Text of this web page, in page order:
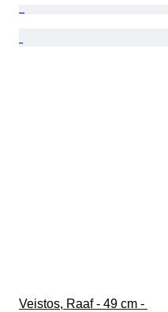
Veistos, Raaf - 49 cm -